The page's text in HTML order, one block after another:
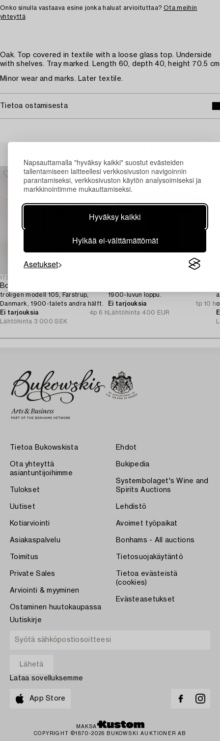
Napsauttamalla "hyväksy kaikki" suostut evästeiden
tallentamiseen laitteellesi verkkosivuston navigoinnin
parantamiseksi, verkkosivuston käytön analysoimiseksi ja
markkinointimme mukauttamiseksi.
Hyväksy kaikki
Hylkää ei-välttämättömät
Asetukset
Onko sinulla vastaava esine jonka haluat arvioituttaa? Ota meihin
yhteyttä
Oak. Top covered in textile with a loose glass top. Underside
with shelves. Tray marked. Length 60, depth 40, height 70.5 cm
Minor wear and marks. Later textile.
Tietoa ostamisesta
1731693
Bord,
troligen modell 105, Farstrup,
Danmark, 1900-talets andra hälft.
Ei tarjouksia
4p 6 h
Lähtöhinta 3 000 SEK
1900-luvun loppu.
Ei tarjouksia
1p 10 h
Lähtöhinta 400 EUR
Tietoa Bukowskista
Ota yhteyttä
asiantuntijoihimme
Tulokset
Uutiset
Kotiarviointi
Asiakaspalvelu
Toimitus
Private Sales
Arviointi & myyminen
Ostaminen huutokaupassa
Ehdot
Bukipedia
Systembolaget's Wine and
Spirits Auctions
Lehdistö
Avoimet työpaikat
Bonhams - All auctions
Tietosuojakäytäntö
Tietoa evästeistä
(cookies)
Evästeasetukset
Uutiskirje
Lataa sovelluksemme
App Store
MAKSA
COPYRIGHT ©1870-2026 BUKOWSKI AUKTIONER AB